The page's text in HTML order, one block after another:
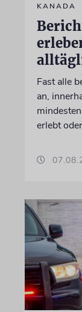
KANADA
Fast alle
an,
erlebt